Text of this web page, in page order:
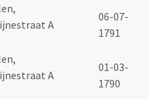
A
06-07-
1791
A
01-03-
1790